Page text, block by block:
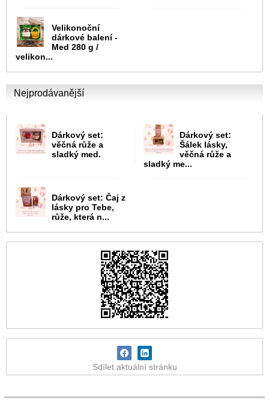
Velikonoční
dárkové balení -
Med 280 g /
velikon...
Nejprodávanější
Dárkový set:
věčná růže a
sladký med.
Dárkový set:
Šálek lásky,
věčná růže a
sladký me...
Dárkový set: Čaj z
lásky pro Tebe,
růže, která n...
Sdílet aktuální stránku